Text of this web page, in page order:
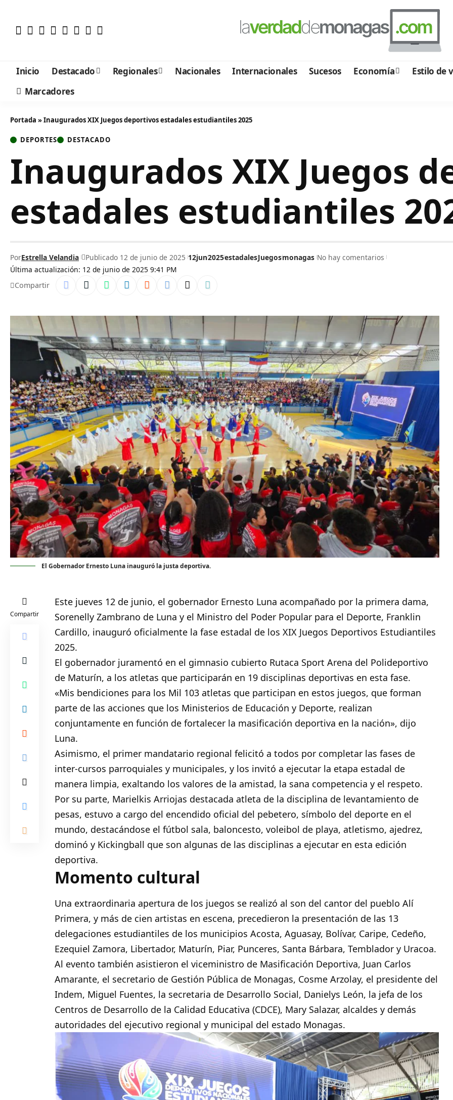
Inicio Destacado Regionales Nacionales Internacionales Sucesos Economía Estilo de
Marcadores
Portada »Inaugurados XIX Juegos deportivos estadales estudiantiles 2025
DEPORTES DESTACADO
Inaugurados XIX Juegos
estadales estudiantiles
Última actualización: 12 de junio de 2025 9:41 PM
PorEstrella Velandia Publicado 12 de junio de 2025 12jun2025estadalesJuegosmonagas No hay comentarios
Compartir
El Gobernador Ernesto Luna inauguró la justa deportiva.
Compartir
Este jueves 12 de junio, el gobernador Ernesto Luna acompañado por la primera dama,
Sorenelly Zambrano de Luna y el Ministro del Poder Popular para el Deporte, Franklin
Cardillo, inauguró oficialmente la fase estadal de los XIX Juegos Deportivos Estudiantiles
2025.
El gobernador juramentó en el gimnasio cubierto Rutaca Sport Arena del Polideportivo
de Maturín, a los atletas que participarán en 19 disciplinas deportivas en esta fase.
«Mis bendiciones para los Mil 103 atletas que participan en estos juegos, que forman
parte de las acciones que los Ministerios de Educación y Deporte, realizan
conjuntamente en función de fortalecer la masificación deportiva en la nación», dijo
Luna.
Asimismo, el primer mandatario regional felicitó a todos por completar las fases de
inter-cursos parroquiales y municipales, y los invitó a ejecutar la etapa estadal de
manera limpia, exaltando los valores de la amistad, la sana competencia y el respeto.
Por su parte, Marielkis Arriojas destacada atleta de la disciplina de levantamiento de
pesas, estuvo a cargo del encendido oficial del pebetero, símbolo del deporte en el
mundo, destacándose el fútbol sala, baloncesto, voleibol de playa, atletismo, ajedrez,
dominó y Kickingball que son algunas de las disciplinas a ejecutar en esta edición
deportiva.
Momento cultural
Una extraordinaria apertura de los juegos se realizó al son del cantor del pueblo Alí
Primera, y más de cien artistas en escena, precedieron la presentación de las 13
delegaciones estudiantiles de los municipios Acosta, Aguasay, Bolívar, Caripe, Cedeño,
Ezequiel Zamora, Libertador, Maturín, Piar, Punceres, Santa Bárbara, Temblador y Uracoa.
Al evento también asistieron el viceministro de Masificación Deportiva, Juan Carlos
Amarante, el secretario de Gestión Pública de Monagas, Cosme Arzolay, el presidente del
Indem, Miguel Fuentes, la secretaria de Desarrollo Social, Danielys León, la jefa de los
Centros de Desarrollo de la Calidad Educativa (CDCE), Mary Salazar, alcaldes y demás
autoridades del ejecutivo regional y municipal del estado Monagas.